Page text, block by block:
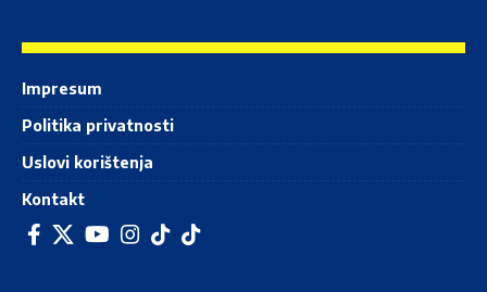
Impresum
Politika privatnosti
Uslovi korištenja
Kontakt